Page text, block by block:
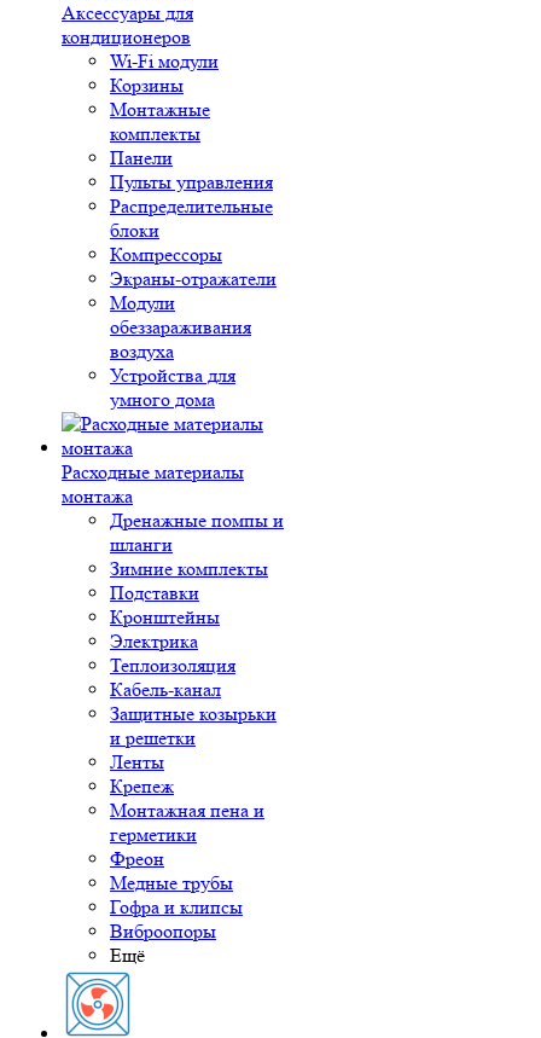
Аксессуары для
кондиционеров
Wi-Fi модули
Корзины
Монтажные
комплекты
Панели
Пульты управления
Распределительные
блоки
Компрессоры
Экраны-отражатели
Модули
обеззараживания
воздуха
Устройства для
умного дома
Расходные материалы
монтажа
Дренажные помпы и
шланги
Зимние комплекты
Подставки
Кронштейны
Электрика
Теплоизоляция
Кабель-канал
Защитные козырьки
и решетки
Ленты
Крепеж
Монтажная пена и
герметики
Фреон
Медные трубы
Гофра и клипсы
Виброопоры
Ещё